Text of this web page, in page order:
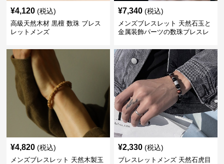
¥4,120 (税込)
高級天然木材 黒檀 数珠 ブレス
レットメンズ
¥7,340 (税込)
メンズブレスレット 天然石玉と
金属装飾パーツの数珠ブレスレ
¥4,820 (税込)
メンズブレスレット 天然木製玉
¥2,330 (税込)
ブレスレットメンズ 天然石虎目